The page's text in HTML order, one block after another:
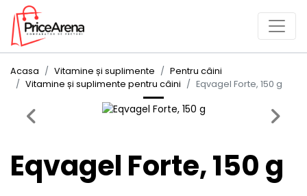
Acasa Vitamine și suplimente
Pentru câini
Vitamine și suplimente pentru câini
Eqvagel Forte, 150 g
Previous Next
Eqvagel Forte, 150 g